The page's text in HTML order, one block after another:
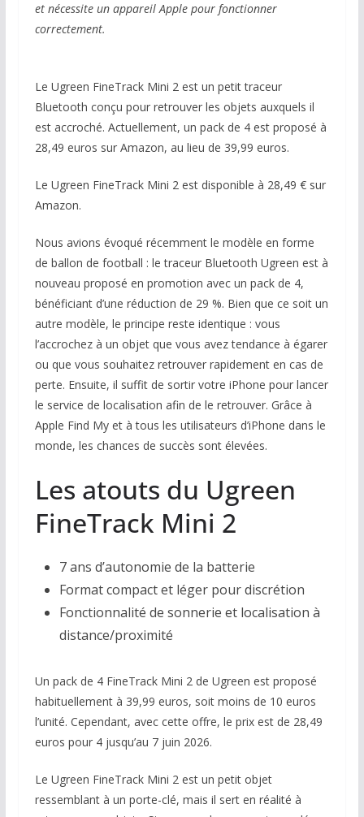
et nécessite un appareil Apple pour fonctionner
correctement.
Le Ugreen FineTrack Mini 2 est un petit traceur
Bluetooth conçu pour retrouver les objets auxquels il
est accroché. Actuellement, un pack de 4 est proposé à
28,49 euros sur Amazon, au lieu de 39,99 euros.
Le Ugreen FineTrack Mini 2 est disponible à 28,49 € sur
Amazon.
Nous avions évoqué récemment le modèle en forme
de ballon de football : le traceur Bluetooth Ugreen est à
nouveau proposé en promotion avec un pack de 4,
bénéficiant d’une réduction de 29 %. Bien que ce soit un
autre modèle, le principe reste identique : vous
l’accrochez à un objet que vous avez tendance à égarer
ou que vous souhaitez retrouver rapidement en cas de
perte. Ensuite, il suffit de sortir votre iPhone pour lancer
le service de localisation afin de le retrouver. Grâce à
Apple Find My et à tous les utilisateurs d’iPhone dans le
monde, les chances de succès sont élevées.
Les atouts du Ugreen
FineTrack Mini 2
7 ans d’autonomie de la batterie
Format compact et léger pour discrétion
Fonctionnalité de sonnerie et localisation à
distance/proximité
Un pack de 4 FineTrack Mini 2 de Ugreen est proposé
habituellement à 39,99 euros, soit moins de 10 euros
l’unité. Cependant, avec cette offre, le prix est de 28,49
euros pour 4 jusqu’au 7 juin 2026.
Le Ugreen FineTrack Mini 2 est un petit objet
ressemblant à un porte-clé, mais il sert en réalité à